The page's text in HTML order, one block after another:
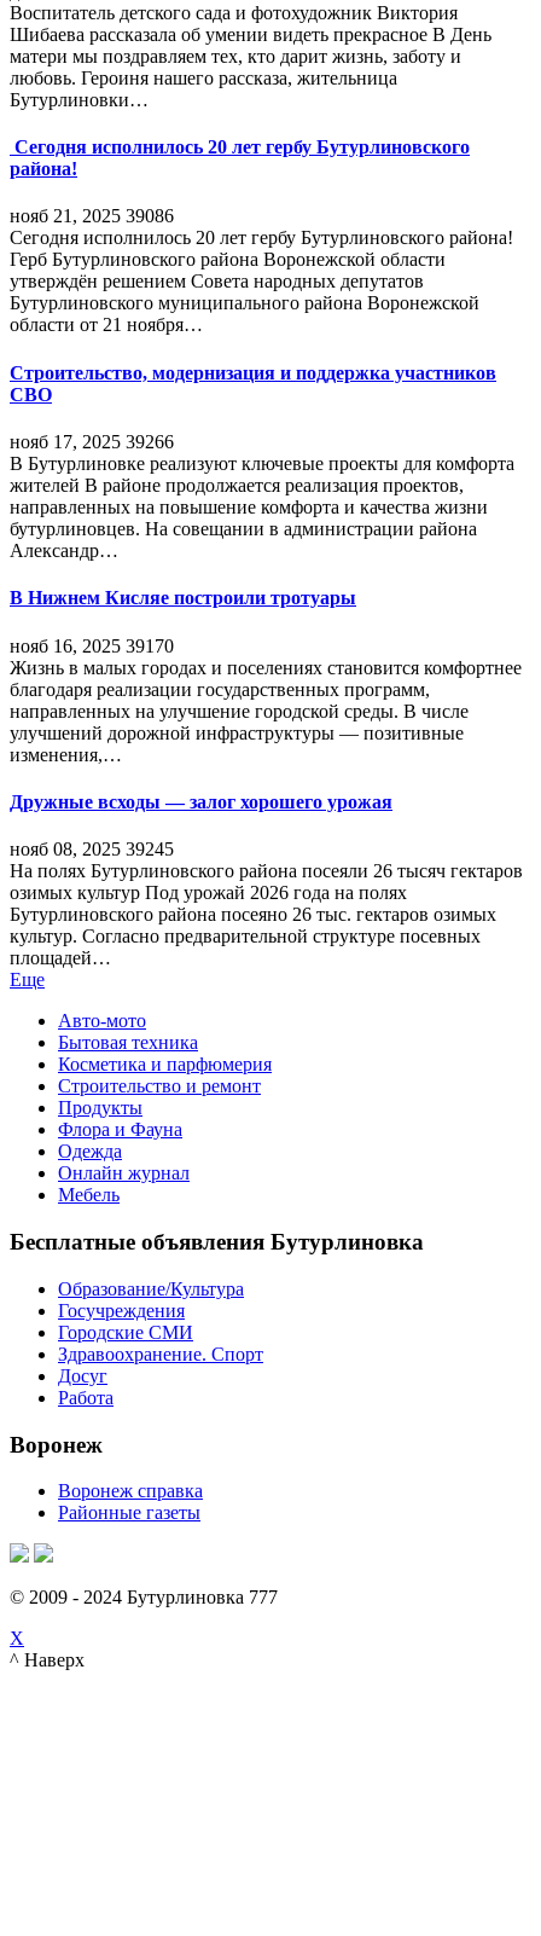
Воспитатель детского сада и фотохудожник Виктория
Шибаева рассказала об умении видеть прекрасное В День
матери мы поздравляем тех, кто дарит жизнь, заботу и
любовь. Героиня нашего рассказа, жительница
Бутурлиновки…
Сегодня исполнилось 20 лет гербу Бутурлиновского
района!
нояб 21, 2025 39086
Сегодня исполнилось 20 лет гербу Бутурлиновского района!
Герб Бутурлиновского района Воронежской области
утверждён решением Совета народных депутатов
Бутурлиновского муниципального района Воронежской
области от 21 ноября…
Строительство, модернизация и поддержка участников
СВО
нояб 17, 2025 39266
В Бутурлиновке реализуют ключевые проекты для комфорта
жителей В районе продолжается реализация проектов,
направленных на повышение комфорта и качества жизни
бутурлиновцев. На совещании в администрации района
Александр…
В Нижнем Кисляе построили тротуары
нояб 16, 2025 39170
Жизнь в малых городах и поселениях становится комфортнее
благодаря реализации государственных программ,
направленных на улучшение городской среды. В числе
улучшений дорожной инфраструктуры — позитивные
изменения,…
Дружные всходы — залог хорошего урожая
нояб 08, 2025 39245
На полях Бутурлиновского района посеяли 26 тысяч гектаров
озимых культур Под урожай 2026 года на полях
Бутурлиновского района посеяно 26 тыс. гектаров озимых
культур. Согласно предварительной структуре посевных
площадей…
Еще
Авто-мото
Бытовая техника
Косметика и парфюмерия
Строительство и ремонт
Продукты
Флора и Фауна
Одежда
Онлайн журнал
Мебель
Бесплатные объявления Бутурлиновка
Образование/Культура
Госучреждения
Городские СМИ
Здравоохранение. Спорт
Досуг
Работа
Воронеж
Воронеж справка
Районные газеты
© 2009 - 2024 Бутурлиновка 777
X
^ Наверх